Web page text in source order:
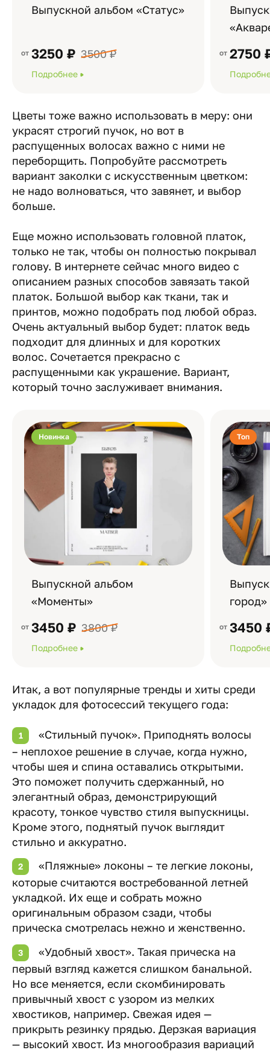
Выпускной альбом «Статус»
3250 ₽ 3500 ₽
Подробнее
2750
Цветы тоже важно использовать в меру: они
украсят строгий пучок, но вот в
распущенных волосах важно с ними не
переборщить. Попробуйте рассмотреть
вариант заколки с искусственным цветком:
не надо волноваться, что завянет, и выбор
больше.
Еще можно использовать головной платок,
только не так, чтобы он полностью покрывал
голову. В интернете сейчас много видео с
описанием разных способов завязать такой
платок. Большой выбор как ткани, так и
принтов, можно подобрать под любой образ.
Очень актуальный выбор будет: платок ведь
подходит для длинных и для коротких
волос. Сочетается прекрасно с
распущенными как украшение. Вариант,
который точно заслуживает внимания.
Новинка
Выпускной альбом
«Моменты»
3450 ₽ 3800 ₽
Подробнее
Топ
город»
3450
Итак, а вот популярные тренды и хиты среди
укладок для фотосессий текущего года:
«Стильный пучок». Приподнять волосы
– неплохое решение в случае, когда нужно,
чтобы шея и спина оставались открытыми.
Это поможет получить сдержанный, но
элегантный образ, демонстрирующий
красоту, тонкое чувство стиля выпускницы.
Кроме этого, поднятый пучок выглядит
стильно и аккуратно.
«Пляжные» локоны – те легкие локоны,
которые считаются востребованной летней
укладкой. Их еще и собрать можно
оригинальным образом сзади, чтобы
прическа смотрелась нежно и женственно.
«Удобный хвост». Такая прическа на
первый взгляд кажется слишком банальной.
Но все меняется, если скомбинировать
привычный хвост с узором из мелких
хвостиков, например. Свежая идея —
прикрыть резинку прядью. Дерзкая вариация
— высокий хвост. Из многообразия вариаций